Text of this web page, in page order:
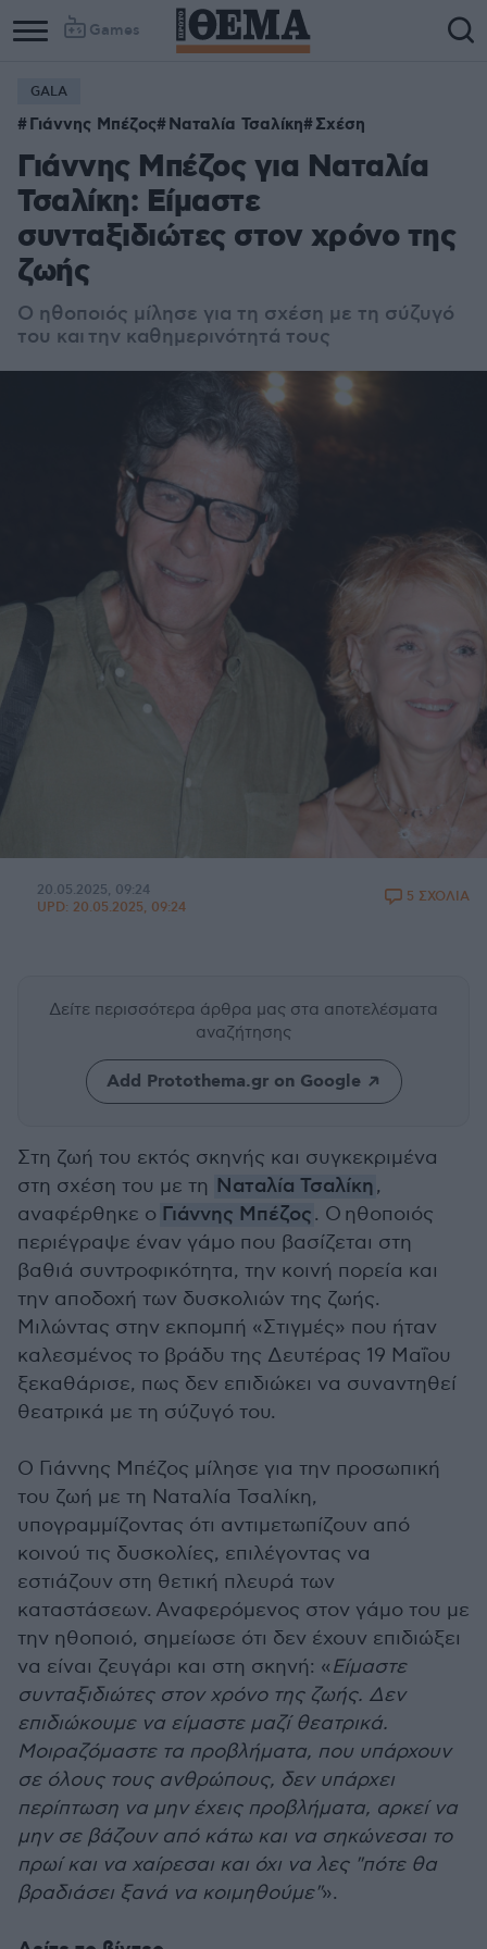
Games
GALA
Γιάννης Μπέζος Ναταλία Τσαλίκη Σχέση
Γιάννης Μπέζος για Ναταλία
Τσαλίκη: Είμαστε
συνταξιδιώτες στον χρόνο της
ζωής
Ο ηθοποιός μίλησε για τη σχέση με τη σύζυγό
του και την καθημερινότητά τους
20.05.2025, 09:24
UPD: 20.05.2025, 09:24
5 ΣΧΟΛΙΑ
Δείτε περισσότερα άρθρα μας στα αποτελέσματα
αναζήτησης
Add Protothema.gr on Google
Στη ζωή του εκτός σκηνής και συγκεκριμένα
στη σχέση του με τη Ναταλία Τσαλίκη,
αναφέρθηκε ο Γιάννης Μπέζος. Ο ηθοποιός
περιέγραψε έναν γάμο που βασίζεται στη
βαθιά συντροφικότητα, την κοινή πορεία και
την αποδοχή των δυσκολιών της ζωής.
Μιλώντας στην εκπομπή «Στιγμές» που ήταν
καλεσμένος το βράδυ της Δευτέρας 19 Μαΐου
ξεκαθάρισε, πως δεν επιδιώκει να συναντηθεί
θεατρικά με τη σύζυγό του.
Ο Γιάννης Μπέζος μίλησε για την προσωπική
του ζωή με τη Ναταλία Τσαλίκη,
υπογραμμίζοντας ότι αντιμετωπίζουν από
κοινού τις δυσκολίες, επιλέγοντας να
εστιάζουν στη θετική πλευρά των
καταστάσεων. Αναφερόμενος στον γάμο του με
την ηθοποιό, σημείωσε ότι δεν έχουν επιδιώξει
να είναι ζευγάρι και στη σκηνή: «Είμαστε
συνταξιδιώτες στον χρόνο της ζωής. Δεν
επιδιώκουμε να είμαστε μαζί θεατρικά.
Μοιραζόμαστε τα προβλήματα, που υπάρχουν
σε όλους τους ανθρώπους, δεν υπάρχει
περίπτωση να μην έχεις προβλήματα, αρκεί να
μην σε βάζουν από κάτω και να σηκώνεσαι το
πρωί και να χαίρεσαι και όχι να λες "πότε θα
βραδιάσει ξανά να κοιμηθούμε"».